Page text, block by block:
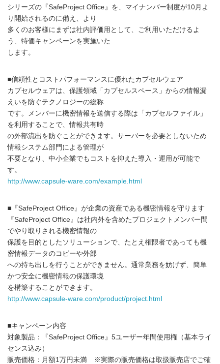
シリーズの『SafeProject Office』を、マイナンバー制度が10月よ
り開始されるのに備え、より
多くのお客様にまずは社内評価用として、ご利用いただけるよ
う、特価キャンペーンを実施いた
します。
■信頼性とコストパフォーマンスに優れたカプセルウェア
カプセルウェアは、保護領域「カプセルスペース」からの情報漏
えいを防ぐテクノロジーの総称
です。メンバーに機密情報を送信する際は「カプセルファイル」
を利用することで、情報共有時
の外部流出を防ぐことができます。サーバーを必要としないため
情報システム部門による管理が
不要となり、中小企業でもコストを抑えた導入・運用が可能で
す。
http://www.capsule-ware.com/example.html
■『SafeProject Office』が企業の資産である機密情報を守ります
『SafeProject Office』は社内外を含めたプロジェクトメンバー間
でやり取りされる機密情報の
保護を目的としたソリューションで、たとえ権限者であっても機
密情報データのコピーや外部
への持ち出しを行うことができません。通常業務を妨げず、簡単
かつ安全に機密情報の保護環境
を構築することができます。
http://www.capsule-ware.com/product/project.html
■キャンペーン内容
対象製品：『SafeProject Office』5ユーザー年間使用権（基本ライ
センス込み）
販売価格：月額1万円未満 ※実際の販売価格は取扱販売店でご確